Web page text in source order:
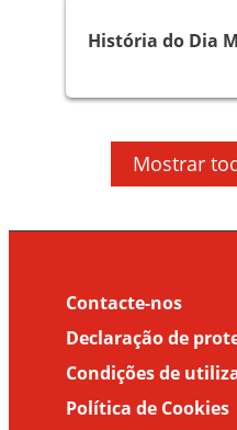
História do Dia
DoençasMostrar
Contacte-nos
Declaração de
Condições de
Política de Cookies